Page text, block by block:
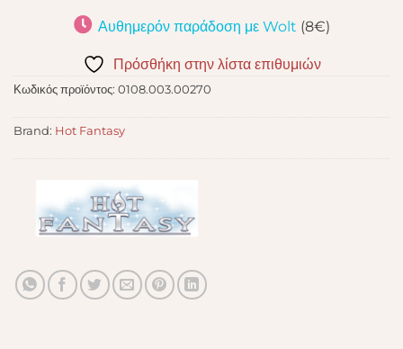
Αυθημερόν παράδοση με Wolt (8€)
Πρόσθήκη στην λίστα επιθυμιών
Κωδικός προϊόντος: 0108.003.00270
Brand: Hot Fantasy